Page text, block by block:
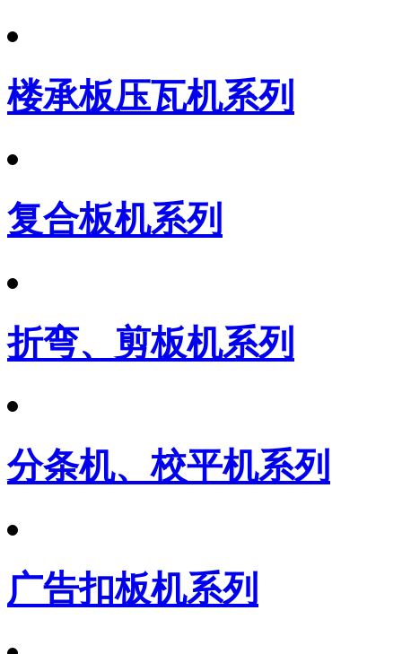
楼承板压瓦机系列
复合板机系列
折弯、剪板机系列
分条机、校平机系列
广告扣板机系列